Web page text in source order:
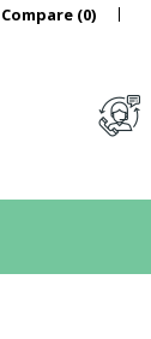
Compare (0)